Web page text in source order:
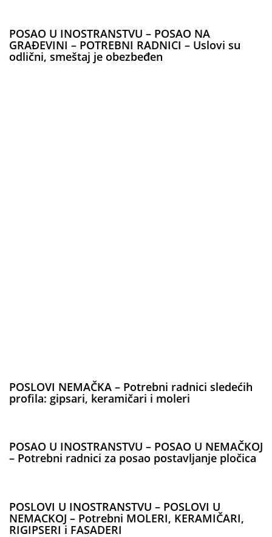
POSAO U INOSTRANSTVU – POSAO NA
GRAĐEVINI – POTREBNI RADNICI – Uslovi su
odlični, smeštaj je obezbeđen
POSLOVI NEMAČKA – Potrebni radnici sledećih
profila: gipsari, keramičari i moleri
POSAO U INOSTRANSTVU – POSAO U NEMAČKOJ
– Potrebni radnici za posao postavljanje pločica
POSLOVI U INOSTRANSTVU – POSLOVI U
NEMACKOJ – Potrebni MOLERI, KERAMIČARI,
RIGIPSERI i FASADERI